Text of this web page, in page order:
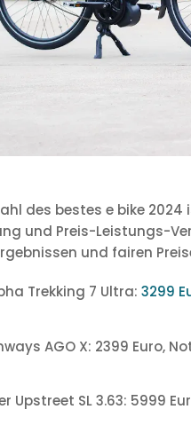
des bestes e bike
und Preis-Leistungs-
und fairen
Trekking 7 Ultra: 3299
AGO X: 2399 Euro,
Upstreet SL 3.63: 5999